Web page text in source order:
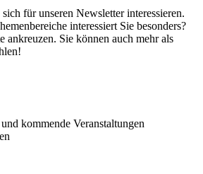
für unseren Newsletter interessieren.
interessiert Sie besonders?
ankreuzen. Sie können auch mehr als
kommende Veranstaltungen